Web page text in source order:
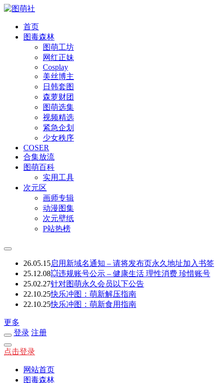
首页
图毒森林
图萌工坊
网红正妹
Cosplay
美丝博主
日韩套图
森萝财团
图萌选集
视频精选
紧急企划
少女秩序
COSER
合集放流
图萌百科
实用工具
次元区
画师专辑
动漫图集
次元壁纸
P站热榜
26.05.15启用新域名通知 – 请将发布页永久地址加入书签
25.12.08💥违规账号公示 – 健康生活 理性消费 珍惜账号
25.02.27针对图萌永久会员以下公告
22.10.25快乐冲图：萌新解压指南
22.10.25快乐冲图：萌新食用指南
更多
登录 注册
点击登录
网站首页
图毒森林